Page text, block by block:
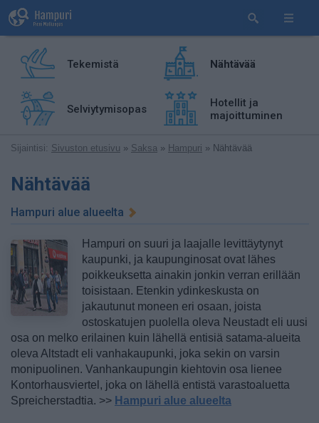
Tekemistä Nähtävää
Selviytymisopas
Hotellit ja
majoittuminen
Sijaintisi: Sivuston etusivu » Saksa » Hampuri » Nähtävää
Nähtävää
Hampuri alue alueelta
Hampuri on suuri ja laajalle levittäytynyt
kaupunki, ja kaupunginosat ovat lähes
poikkeuksetta ainakin jonkin verran erillään
toisistaan. Etenkin ydinkeskusta on
jakautunut moneen eri osaan, joista
ostoskatujen puolella oleva Neustadt eli uusi
osa on melko erilainen kuin lähellä entisiä satama-alueita
oleva Altstadt eli vanhakaupunki, joka sekin on varsin
monipuolinen. Vanhankaupungin kiehtovin osa lienee
Kontorhausviertel, joka on lähellä entistä varastoaluetta
Spreicherstadtia. >> Hampuri alue alueelta